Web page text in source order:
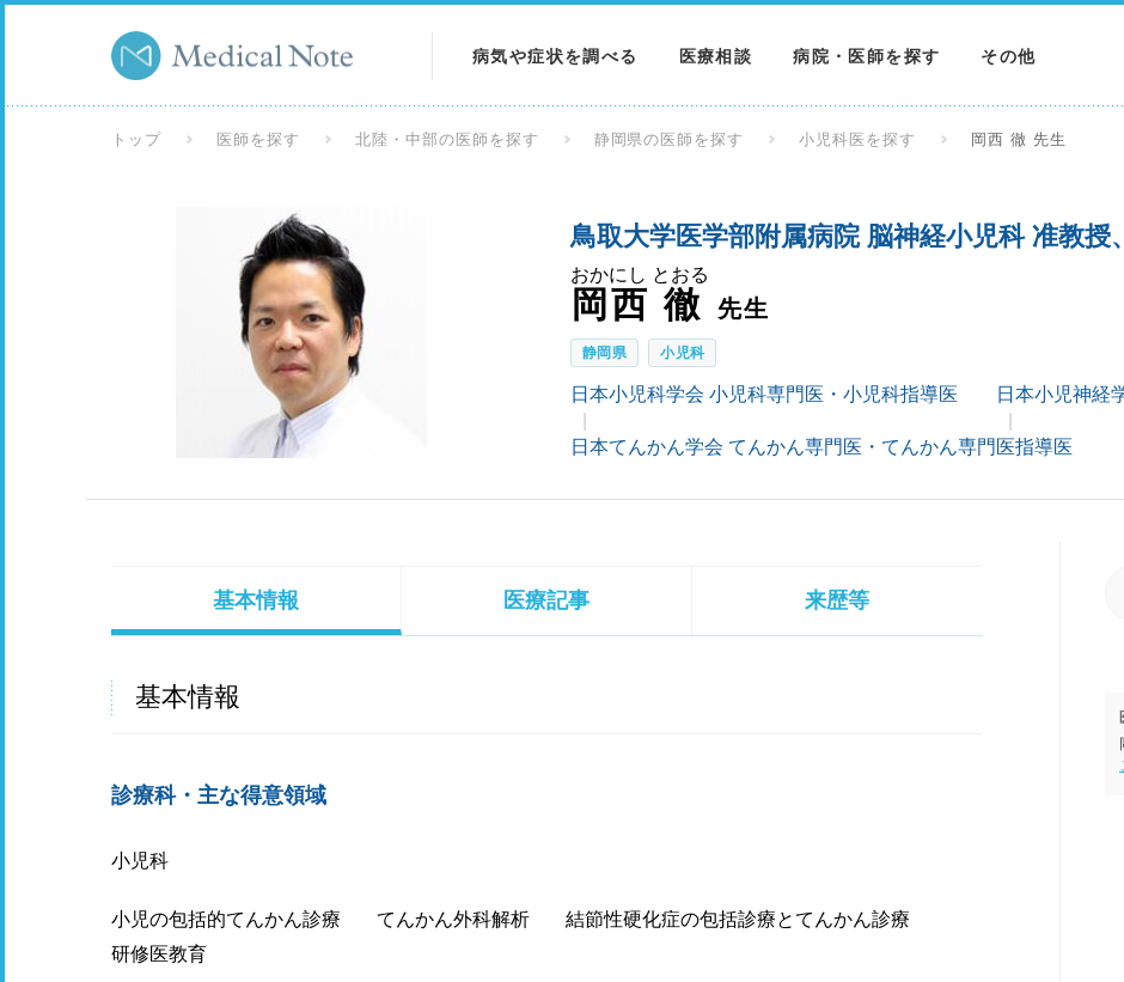
病気や症状を調べる
検査を調べる
医療相談 病院・医師を探す その他
トップ 医師を探す 北陸・中部の医師を探す 静岡県の医師を探す 小児科医を探す 岡西 徹 先生
鳥取大学医学部附属病院 脳神経小児科 准教授
岡西 徹
おかにし とおる
先生
静岡県 小児科
日本小児科学会 小児科専門医・小児科指導医 日本小児神経
日本てんかん学会 てんかん専門医・てんかん専門医指導医
基本情報 医療記事 来歴等
基本情報
診療科・主な得意領域
小児科
小児の包括的てんかん診療 てんかん外科解析
結節性硬化症の包括診療とてんかん診療
研修医教育